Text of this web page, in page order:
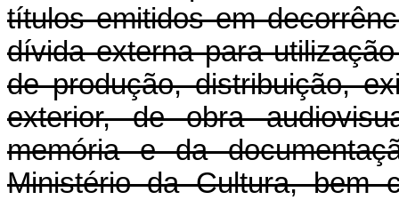
títulos emitidos em
dívida externa para
de produção, distribuição,
exterior, de obra
memória e da
Ministério da Cultura, bem